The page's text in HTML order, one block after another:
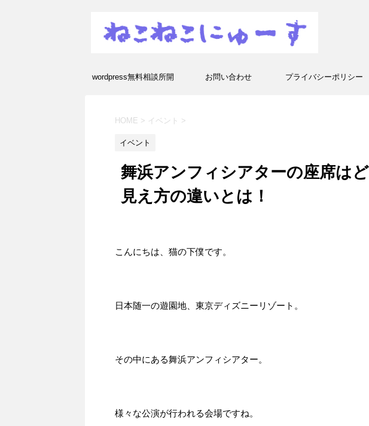
wordpress無料相談所開
ます！
お問い合わせ プライバシーポリシー
HOME > イベント >
イベント
舞浜アンフィシアターの座席は
見え方の違いとは！
こんにちは、猫の下僕です。
日本随一の遊園地、東京ディズニーリゾート。
その中にある舞浜アンフィシアター。
様々な公演が行われる会場ですね。